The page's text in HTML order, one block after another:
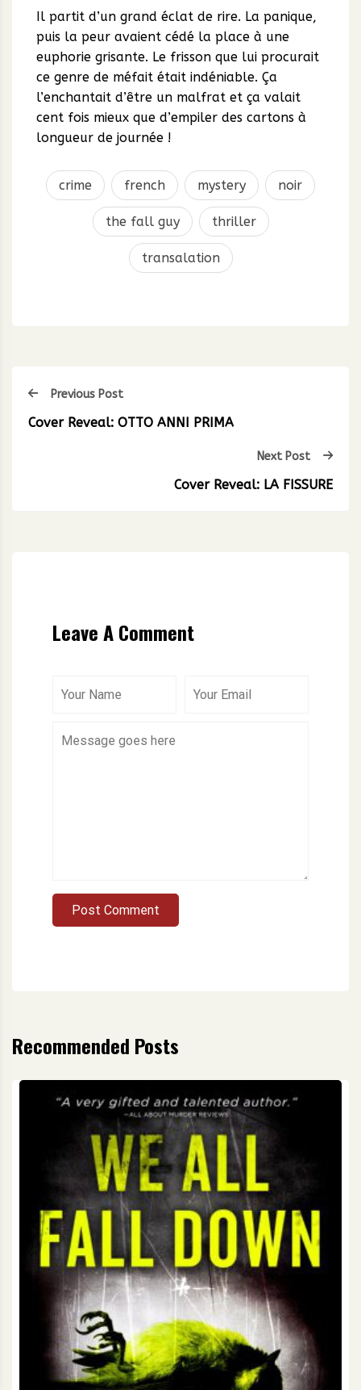
Il partit d’un grand éclat de rire. La panique,
puis la peur avaient cédé la place à une
euphorie grisante. Le frisson que lui procurait
ce genre de méfait était indéniable. Ça
l’enchantait d’être un malfrat et ça valait
cent fois mieux que d’empiler des cartons à
longueur de journée !
crime french mystery noir
the fall guy thriller
transalation
Previous Post
Cover Reveal: OTTO ANNI PRIMA
Next Post
Cover Reveal: LA FISSURE
Leave A Comment
Post Comment
Recommended Posts